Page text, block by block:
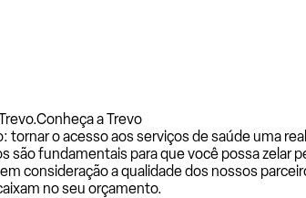
Conheça a Trevo
tornar o acesso aos serviços de saúde uma
são fundamentais para que você possa zelar
consideração a qualidade dos nossos
no seu orçamento.